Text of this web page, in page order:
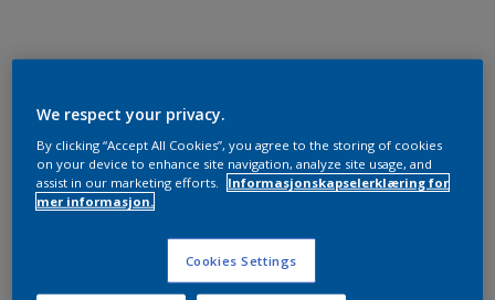
We respect your privacy.
By clicking “Accept All Cookies”, you agree to the storing of cookies
on your device to enhance site navigation, analyze site usage, and
assist in our marketing efforts.
Informasjonskapselerklæring for
mer informasjon.
Cookies Settings